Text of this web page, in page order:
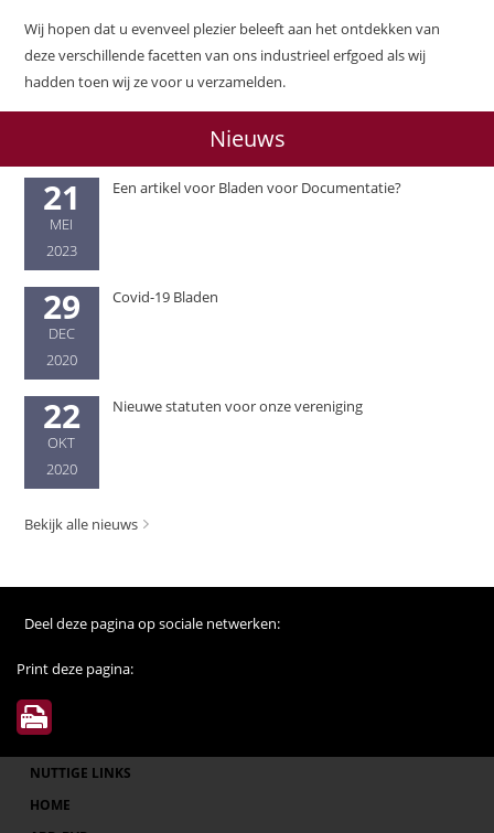
Wij hopen dat u evenveel plezier beleeft aan het ontdekken van
deze verschillende facetten van ons industrieel erfgoed als wij
hadden toen wij ze voor u verzamelden.
Nieuws
21
MEI
2023
Een artikel voor Bladen voor Documentatie?
29
DEC
2020
Covid-19 Bladen
22
OKT
2020
Nieuwe statuten voor onze vereniging
Bekijk alle nieuws
Deel deze pagina op sociale netwerken:
Print deze pagina:
NUTTIGE LINKS
HOME